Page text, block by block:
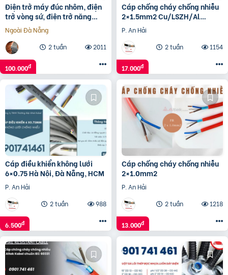
Điện trở máy đúc nhôm, điện
trở vòng sứ, điện trở năng
lượng mặt trời
Ngoài Đà Nẵng
2 tuần
2011
100.000đ
Cáp chống cháy chống nhiễu
2×1.5mm2 Cu/LSZH/Al
Foil/LSZH
P. An Hải
2 tuần
1154
17.000đ
Cáp điều khiển không lưới
6×0.75 Hà Nội, Đà Nẵng, HCM
P. An Hải
2 tuần
988
6.500đ
Cáp chống cháy chống nhiễu
2×1.0mm2
P. An Hải
2 tuần
1218
13.000đ